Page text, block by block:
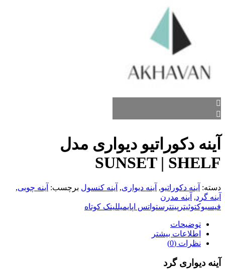
آینه دکوراتیو دیواری مدل
SUNSET | SHELF
دسته: آینه دکوراتیو, آینه دیواری, آینه کنسول برچسب: آینه چوبی,
آینه گرد, آینه مدرن
فیسبوکتوئیتر پینترستواتس اپایمیللینک کوتاه
توضیحات
اطلاعات بیشتر
نظرات (0)
آینه دیواری گرد